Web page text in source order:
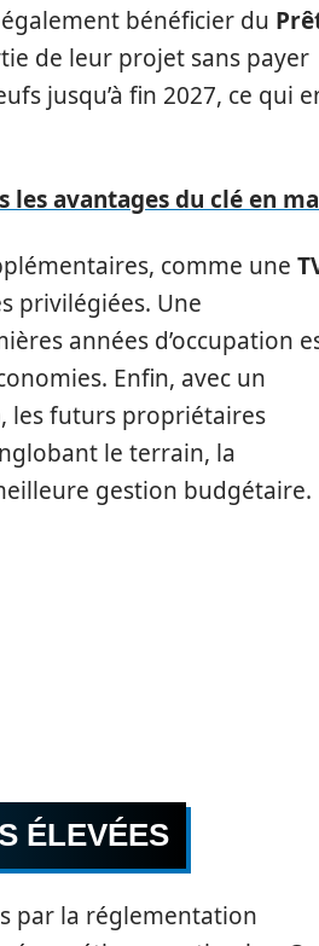
bénéficier du
de leur projet sans payer
jusqu’à fin 2027, ce qui
les avantages du clé en
comme une
privilégiées. Une
années d’occupation
Enfin, avec un
les futurs propriétaires
le terrain, la
gestion budgétaire.
ÉLEVÉES
par la réglementation